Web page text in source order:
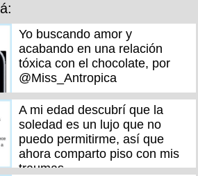
Yo buscando amor y
acabando en una relación
tóxica con el chocolate, por
@Miss_Antropica
A mi edad descubrí que la
soledad es un lujo que no
puedo permitirme, así que
ahora comparto piso con mis
traumas